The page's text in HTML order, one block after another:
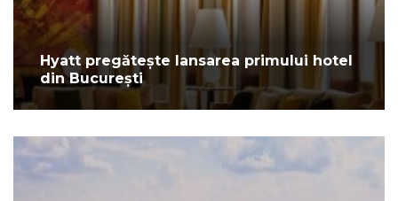
Hyatt pregătește lansarea primului hotel
din București